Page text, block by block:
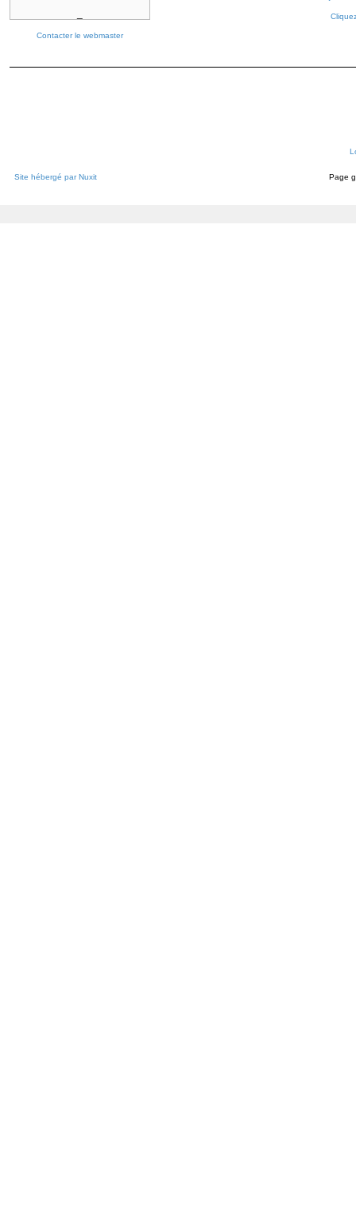
Contacter le webmaster
Site hébergé par Nuxit Page